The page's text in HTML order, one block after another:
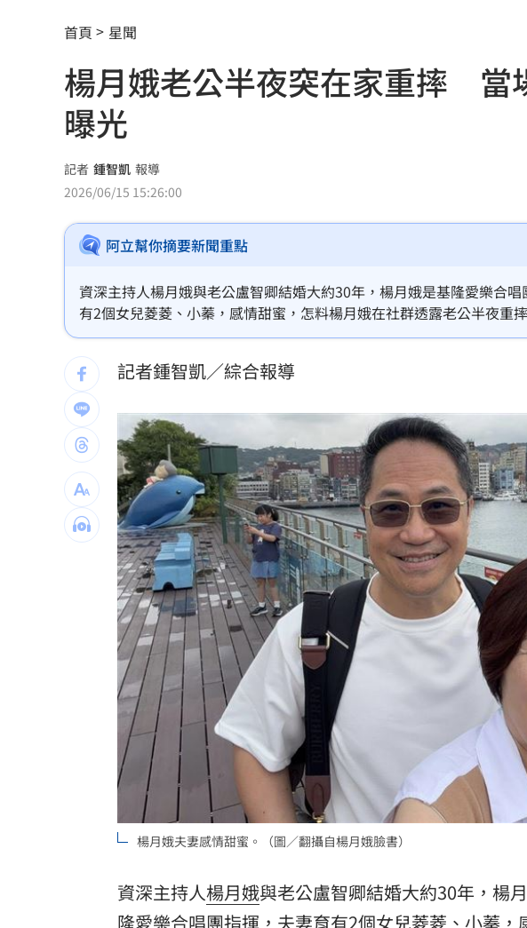
龍藏經7折仍要131.6萬 他原價現金秒結帳
99歲婆婆「月花35萬」！66歲媳無法退休 19:20
外野僅是短暫快樂 餅總曝張皓崴終極目標
想靠正二翻本？ 達人教戰槓反ETF心法
男同事追求不成跟騷偷拍 女師控校方霸凌
演習硬上路還無照！鳳山女慘收10萬單
一軍不是來跑龍套 餅總對新人不手下留情 19:03
孫易磊登板2局2K無失分！ 飆156公里火球
直擊／NEWBEAT高雄首秀 震胸舞全場嗨翻 18:53
颱風紫暴雨今晚開炸 估「這時」解除海警 18:52
傅家接班人幕僚酒駕遭移送！公所火速准辭 18:52
台灣彩券開獎直播中 20:31
LIVE三立+24小時直播 15:27
三立iNEWS新聞台線上直播
台彩父親節推新刮刮樂千萬頭獎超「爸」氣 12:00
商場戰國來臨 台中「頂奢大道」逐漸成形
「拍片人的多重宇宙」職涯論壇9/12登場！ 10:30
8國球員齊聚高雄 Formosa 7s掀足球熱潮 10:00
理想混蛋號召粉絲跨海追星吃美食！ 18:15
首頁 星聞
楊月娥老公半夜突在家重摔 當
曝光
記者 鍾智凱 報導
2026/06/15 15:26:00
阿立幫你摘要新聞重點
資深主持人楊月娥與老公盧智卿結婚大約30年，楊月娥是基隆愛樂合
有2個女兒菱菱、小蓁，感情甜蜜，怎料楊月娥在社群透露老公半夜重
記者鍾智凱／綜合報導
楊月娥夫妻感情甜蜜。（圖／翻攝自楊月娥臉書）
資深主持人楊月娥與老公盧智卿結婚大約30年，楊
隆愛樂合唱團指揮，夫妻育有2個女兒菱菱 、 小蓁